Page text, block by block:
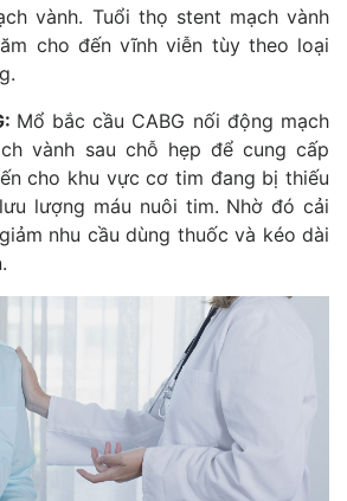
vành. Tuổi thọ stent mạch vành
cho đến vĩnh viễn tùy theo loại
Mổ bắc cầu CABG nối động mạch
vành sau chỗ hẹp để cung cấp
cho khu vực cơ tim đang bị thiếu
lượng máu nuôi tim. Nhờ đó cải
nhu cầu dùng thuốc và kéo dài